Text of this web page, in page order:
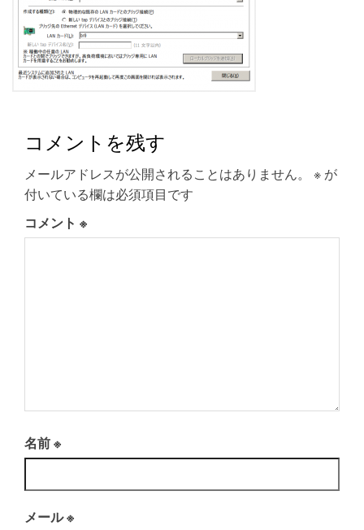
コメントを残す
メールアドレスが公開されることはありません。 ※ が
付いている欄は必須項目です
コメント ※
名前※
メール※